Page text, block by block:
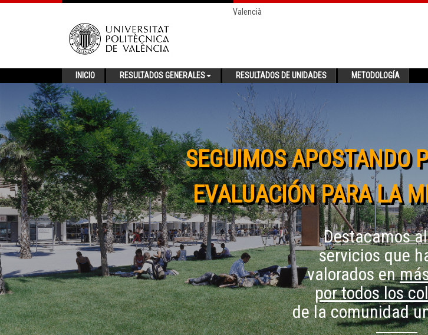
Valencià
INICIO RESULTADOS GENERALES RESULTADOS DE UNIDADES METODOLOGÍA
SEGUIMOS APOSTANDO
EVALUACIÓN PARA LA
Destacamos
servicios que
valorados en
por todos los
de la comunidad